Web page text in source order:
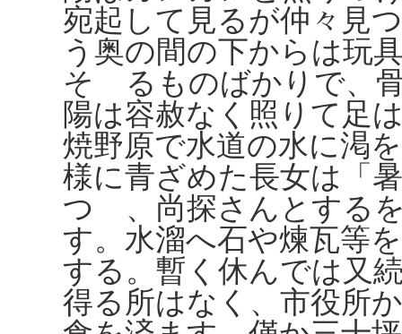
宛起して見るが仲々見
う奥の間の下からは玩
そゝるものばかりで、
陽は容赦なく照りて足
焼野原で水道の水に渇
様に青ざめた長女は「
つゝ、尚探さんとする
す。水溜へ石や煉瓦等
する。暫く休んでは又
得る所はなく、市役所